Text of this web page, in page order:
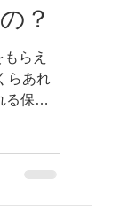
？
らえ
らあれ
る保険